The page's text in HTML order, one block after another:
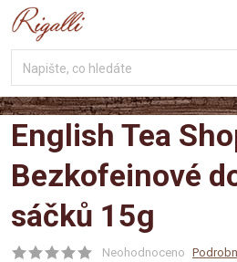
Přejít
na
English Tea
Bezkofeinové
sáčků 15g
Neohodnoceno